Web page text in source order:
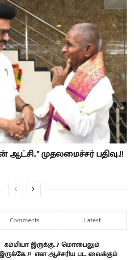
முதலமைச்சர் பதிவு..!!
Comments Latest
இருக்கு..? மொபைலும்
என ஆச்சரிய பட வைக்கும்